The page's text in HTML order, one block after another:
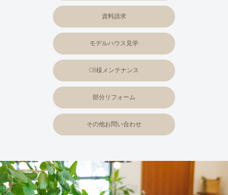
資料請求
モデルハウス見学
OB様メンテナンス
部分リフォーム
その他お問い合わせ